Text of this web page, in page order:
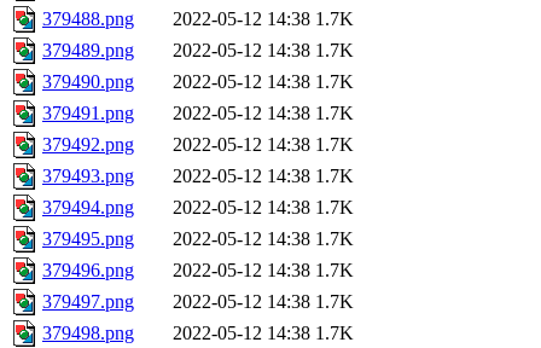
379488.png
2022-05-12 14:38 1.7K
379489.png
2022-05-12 14:38 1.7K
379490.png
2022-05-12 14:38 1.7K
379491.png
2022-05-12 14:38 1.7K
379492.png
2022-05-12 14:38 1.7K
379493.png
2022-05-12 14:38 1.7K
379494.png
2022-05-12 14:38 1.7K
379495.png
2022-05-12 14:38 1.7K
379496.png
2022-05-12 14:38 1.7K
379497.png
2022-05-12 14:38 1.7K
379498.png
2022-05-12 14:38 1.7K